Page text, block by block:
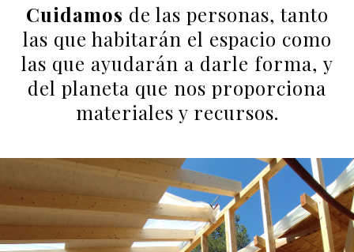
Cuidamos de las personas, tanto
las que habitarán el espacio como
las que ayudarán a darle forma, y
del planeta que nos proporciona
materiales y recursos.